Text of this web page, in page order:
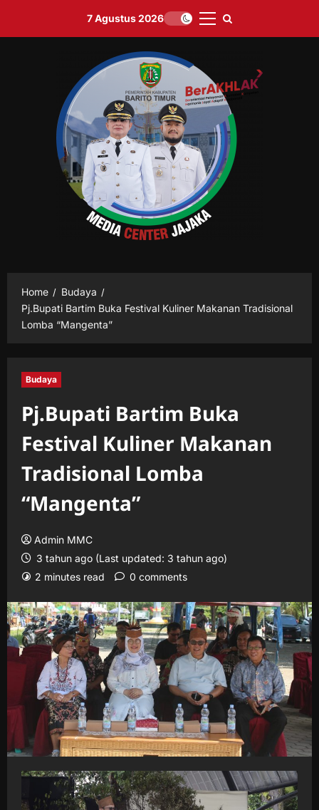
content
7 Agustus 2026
Primary
Home
Budaya
Pj.Bupati Bartim Buka Festival Kuliner Makanan Tradisional
Lomba “Mangenta”
Budaya
Pj.Bupati Bartim Buka
Festival Kuliner Makanan
Tradisional Lomba
“Mangenta”
Admin MMC
3 tahun ago (Last updated: 3 tahun ago)
2 minutes read
0 comments